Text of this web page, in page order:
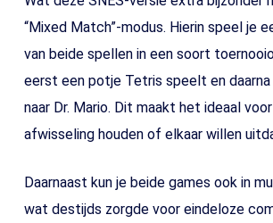
“Mixed Match”-modus. Hierin speel je
van beide spellen in een soort
eerst een potje Tetris speelt en
naar Dr. Mario. Dit maakt het ideaal
afwisseling houden of elkaar willen
Daarnaast kun je beide games ook in
wat destijds zorgde voor eindeloze